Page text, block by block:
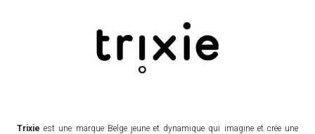
Trixieest une marque Belge jeune et dynamique qui imagine et crée une